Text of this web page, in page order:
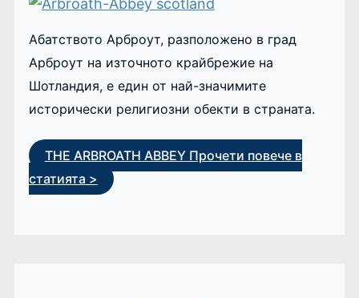
Абатството Арброут, разположено в град
Арброут на източното крайбрежие на
Шотландия, е един от най-значимите
исторически религиозни обекти в страната.
THE ARBROATH ABBEYПрочети повече в
статията >